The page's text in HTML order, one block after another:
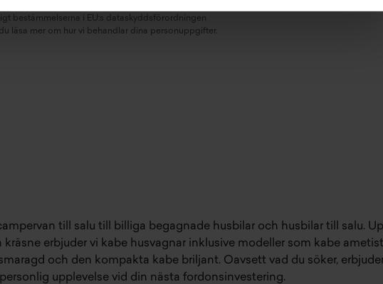
bestämmelserna i EU:s dataskyddsförordningen
läsa mer om hur vi behandlar dina personuppgifter.
till salu till billiga begagnade husbilar och husbilar till salu.
kräsne erbjuder vi kabe husvagnar inklusive modeller som kabe ametist
och den kompakta kabe briljant. Oavsett vad du söker,
upplevelse vid din nästa fordonsinvestering.